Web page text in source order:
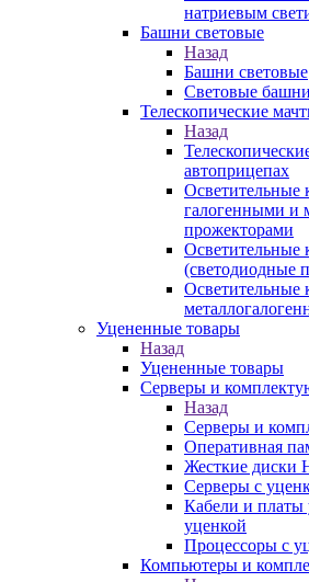
натриевым
Башни световые
Назад
Башни световые
Световые башни
Телескопические
Назад
автоприцепах
Осветительные
галогенными и
прожекторами
Осветительные
(светодиодные
Осветительные
Уцененные товары
Назад
Уцененные товары
Серверы и
Назад
Серверы и
Оперативная
Жесткие диски
Серверы с
Кабели и платы
уценкой
Процессоры с
Компьютеры и